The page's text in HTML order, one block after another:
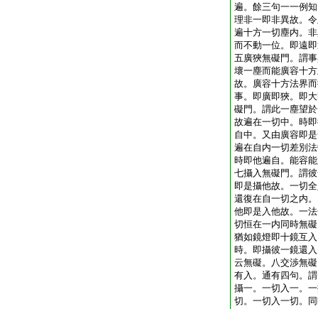
遍。餘三句一一例
理非一即非異故。
遍十方一切塵内。
而不動一位。即遠
五廣狹無礙門。謂
壞一塵而能廣容十
故。廣容十方法界
事。即廣即狹。即
礙門。謂此一塵望
故遍在一切中。時
自中。又由廣容即
遍在自内一切差別
時即他遍自。能容
七攝入無礙門。謂
即是攝他故。一切
還復在自一切之内
他即是入他故。一
切恒在一内同時無
猶如鏡燈即十鏡互
時。即攝彼一鏡還
云無礙。八交渉無
有入。通有四句。
攝一。一切入一。
切。一切入一切。